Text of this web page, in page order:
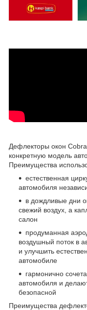
Дефлекторы окон
конкретную модель
Преимущества
естественная
автомобиля
в дождливые дни
свежий воздух, а
салон
продуманная
воздушный поток в
и улучшить
автомобиле
гармонично
автомобиля и
безопасной
Преимущества